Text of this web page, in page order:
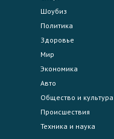
Шоубиз
Политика
Здоровье
Мир
Экономика
Авто
Общество и культура
Происшествия
Техника и наука